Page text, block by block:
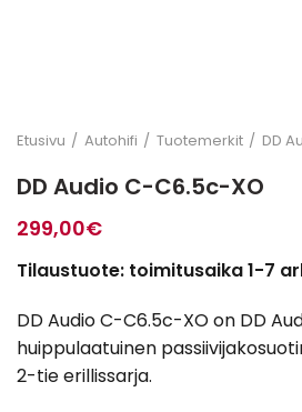
Etusivu Autohifi Tuotemerkit DD
DD Audio C-C6.5c-XO
299,00€
Tilaustuote: toimitusaika 1-7
DD Audio C-C6.5c-XO on DD
huippulaatuinen
2-tie erillissarja.